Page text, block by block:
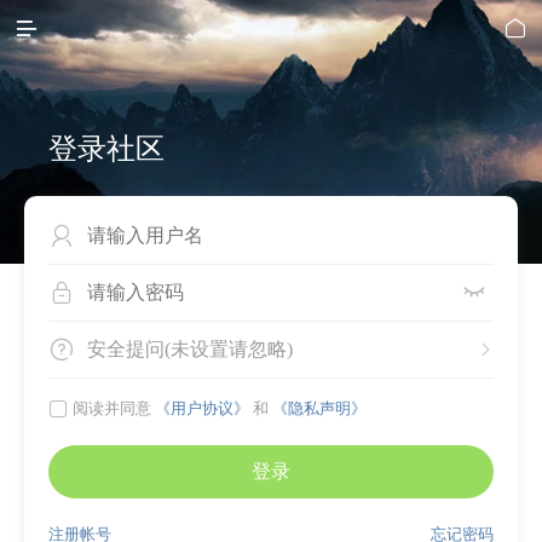
 
登录社区

 
 
安全提问(未设置请忽略)
 阅读并同意 《用户协议》 和 《隐私声明》
登录
忘记密码
注册帐号